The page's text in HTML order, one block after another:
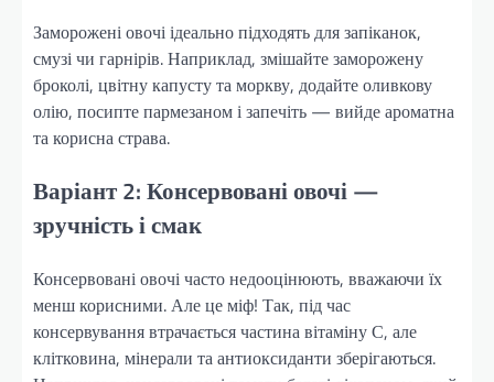
Заморожені овочі ідеально підходять для запіканок,
смузі чи гарнірів. Наприклад, змішайте заморожену
броколі, цвітну капусту та моркву, додайте оливкову
олію, посипте пармезаном і запечіть — вийде ароматна
та корисна страва.
Варіант 2: Консервовані овочі —
зручність і смак
Консервовані овочі часто недооцінюють, вважаючи їх
менш корисними. Але це міф! Так, під час
консервування втрачається частина вітаміну С, але
клітковина, мінерали та антиоксиданти зберігаються.